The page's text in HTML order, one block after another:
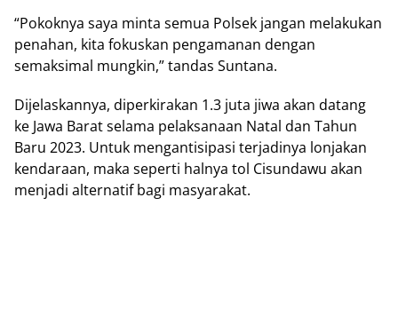
“Pokoknya saya minta semua Polsek jangan melakukan
penahan, kita fokuskan pengamanan dengan
semaksimal mungkin,” tandas Suntana.
Dijelaskannya, diperkirakan 1.3 juta jiwa akan datang
ke Jawa Barat selama pelaksanaan Natal dan Tahun
Baru 2023. Untuk mengantisipasi terjadinya lonjakan
kendaraan, maka seperti halnya tol Cisundawu akan
menjadi alternatif bagi masyarakat.